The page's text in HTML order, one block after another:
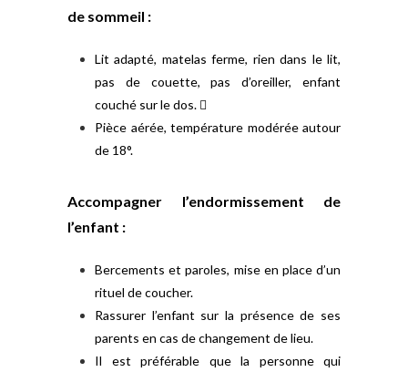
de sommeil :
Lit adapté, matelas ferme, rien dans le lit,
pas de couette, pas d’oreiller, enfant
couché sur le dos. 
Pièce aérée, température modérée autour
de 18°.
Accompagner l’endormissement de
l’enfant :
Bercements et paroles, mise en place d’un
rituel de coucher.
Rassurer l’enfant sur la présence de ses
parents en cas de changement de lieu.
Il est préférable que la personne qui